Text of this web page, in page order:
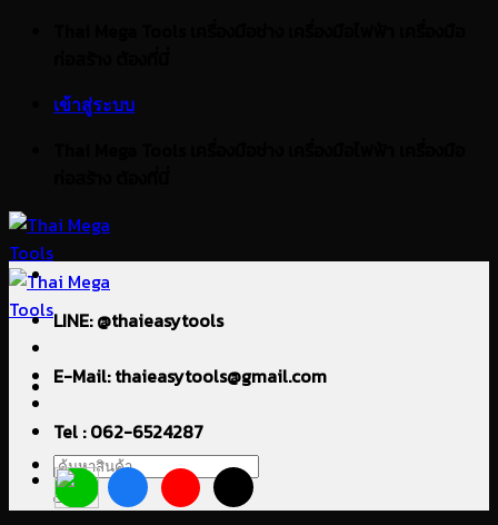
เข้าสู่ระบบ
ค้นหา:
LINE: @thaieasytools
E-Mail: thaieasytools@gmail.com
Tel : 062-6524287